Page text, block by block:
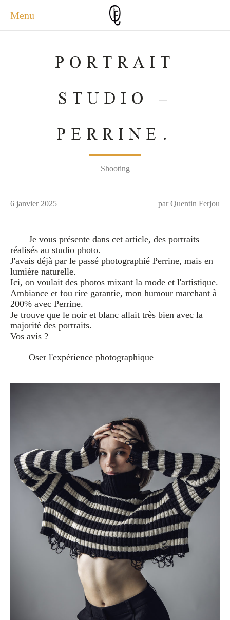
Menu
ACTUALITÉS
PHOTOS
SERVICES
CONTACT
PORTRAIT
STUDIO –
PERRINE.
Shooting
6 janvier 2025 par Quentin Ferjou
Je vous présente dans cet article, des portraits
réalisés au studio photo.
J'avais déjà par le passé photographié Perrine, mais en
lumière naturelle.
Ici, on voulait des photos mixant la mode et l'artistique.
Ambiance et fou rire garantie, mon humour marchant à
200% avec Perrine.
Je trouve que le noir et blanc allait très bien avec la
majorité des portraits.
Vos avis ?
Oser l'expérience photographique